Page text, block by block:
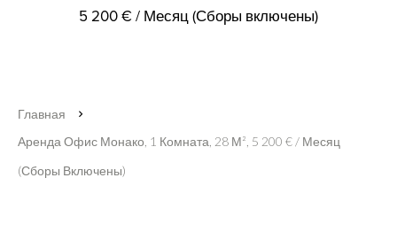
5 200 € / Месяц (Сборы включены)
Главная
Аренда Офис Монако, 1 Комната, 28 М², 5 200 € / Месяц
(Сборы Включены)